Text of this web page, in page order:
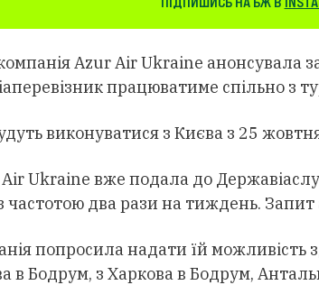
Azur Air Ukraine анонсувала
працюватиме спільно з
виконуватися з Києва з 25
Ukraine вже подала до
два рази на тиждень. Запит
попросила надати їй можливість
в Бодрум, з Харкова в Бодрум,